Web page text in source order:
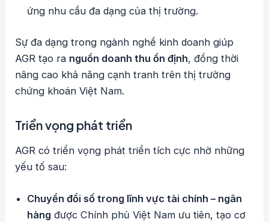
ứng nhu cầu đa dạng của thị trường.
Sự đa dạng trong ngành nghề kinh doanh giúp
AGR tạo ra nguồn doanh thu ổn định, đồng thời
nâng cao khả năng cạnh tranh trên thị trường
chứng khoán Việt Nam.
Triển vọng phát triển
AGR có triển vọng phát triển tích cực nhờ những
yếu tố sau:
Chuyển đổi số trong lĩnh vực tài chính – ngân
hàng được Chính phủ Việt Nam ưu tiên, tạo cơ